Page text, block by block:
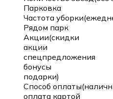
Парковка
Частота
Рядом парк
Акции(скидки
акции
спецпредложения
бонусы
подарки)
Способ
оплата картой